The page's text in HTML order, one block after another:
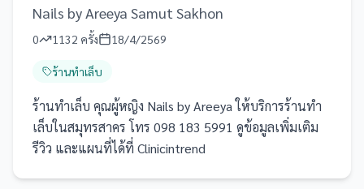
Nails by Areeya Samut Sakhon
0 1132 ครั้ง 18/4/2569
ร้านทำเล็บ
ร้านทำเล็บ คุณผู้หญิง Nails by Areeya ให้บริการร้านทำ
เล็บในสมุทรสาคร โทร 098 183 5991 ดูข้อมูลเพิ่มเติม
รีวิว และแผนที่ได้ที่ Clinicintrend